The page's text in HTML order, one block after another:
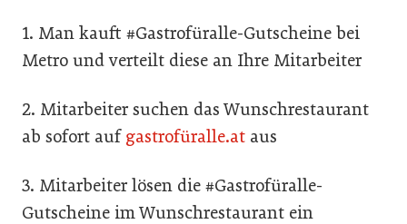
1. Man kauft #Gastrofüralle-Gutscheine bei
Metro und verteilt diese an Ihre Mitarbeiter
2. Mitarbeiter suchen das Wunschrestaurant
ab sofort auf gastrofüralle.at aus
3. Mitarbeiter lösen die #Gastrofüralle-
Gutscheine im Wunschrestaurant ein